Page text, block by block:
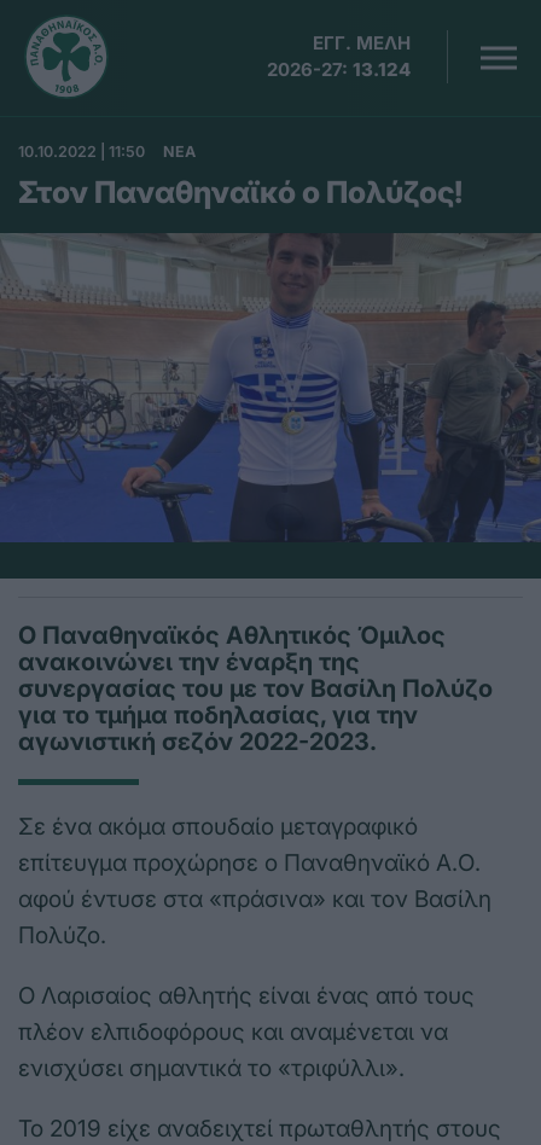
ΕΓΓ. ΜΕΛΗ
2026-27: 13.124
10.10.2022 | 11:50 ΝΕΑ
Στον Παναθηναϊκό ο Πολύζος!
Ο Παναθηναϊκός Αθλητικός Όμιλος
ανακοινώνει την έναρξη της
συνεργασίας του με τον Βασίλη Πολύζο
για το τμήμα ποδηλασίας, για την
αγωνιστική σεζόν 2022-2023.
Σε ένα ακόμα σπουδαίο μεταγραφικό
επίτευγμα προχώρησε ο Παναθηναϊκό Α.Ο.
αφού έντυσε στα «πράσινα» και τον Βασίλη
Πολύζο.
Ο Λαρισαίος αθλητής είναι ένας από τους
πλέον ελπιδοφόρους και αναμένεται να
ενισχύσει σημαντικά το «τριφύλλι».
Το 2019 είχε αναδειχτεί πρωταθλητής στους